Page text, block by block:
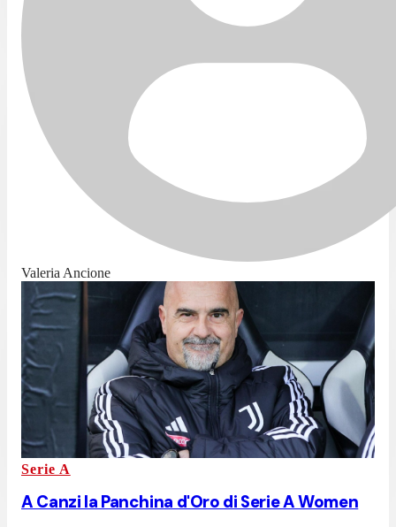
Valeria Ancione
Serie A
A Canzi la Panchina d'Oro di Serie A Women